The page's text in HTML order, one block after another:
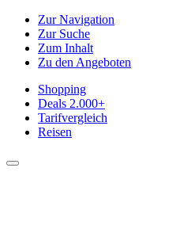
Zur Navigation
Zur Suche
Zum Inhalt
Zu den Angeboten
Shopping
Deals 2.000+
Tarifvergleich
Reisen